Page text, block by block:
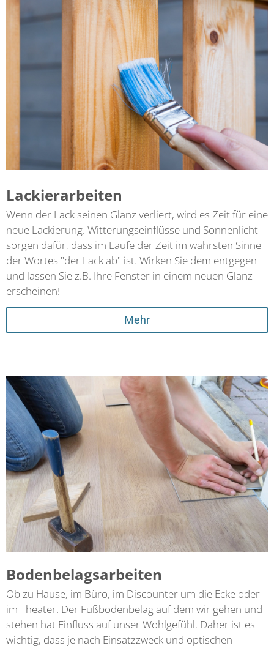
Lackierarbeiten
Wenn der Lack seinen Glanz verliert, wird es Zeit für eine
neue Lackierung. Witterungseinflüsse und Sonnenlicht
sorgen dafür, dass im Laufe der Zeit im wahrsten Sinne
der Wortes "der Lack ab" ist. Wirken Sie dem entgegen
und lassen Sie z.B. Ihre Fenster in einem neuen Glanz
erscheinen!
Mehr
Bodenbelagsarbeiten
Ob zu Hause, im Büro, im Discounter um die Ecke oder
im Theater. Der Fußbodenbelag auf dem wir gehen und
stehen hat Einfluss auf unser Wohlgefühl. Daher ist es
wichtig, dass je nach Einsatzzweck und optischen